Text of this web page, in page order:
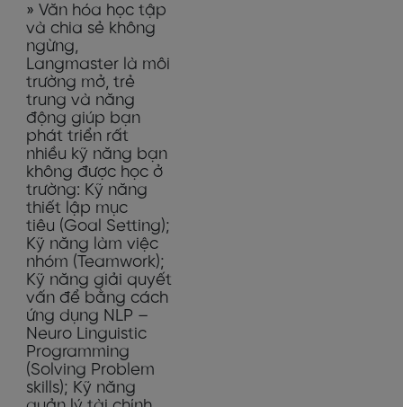
» ​Văn hóa học tập
và chia sẻ không
ngừng,
Langmaster là môi
trường mở, trẻ
trung và năng
động giúp bạn
phát triển rất
nhiều kỹ năng bạn
không được học ở
trường: Kỹ năng
thiết lập mục
tiêu (Goal Setting);
Kỹ năng làm việc
nhóm (Teamwork);
Kỹ năng giải quyết
vấn để bằng cách
ứng dụng NLP –
Neuro Linguistic
Programming
(Solving Problem
skills); Kỹ năng